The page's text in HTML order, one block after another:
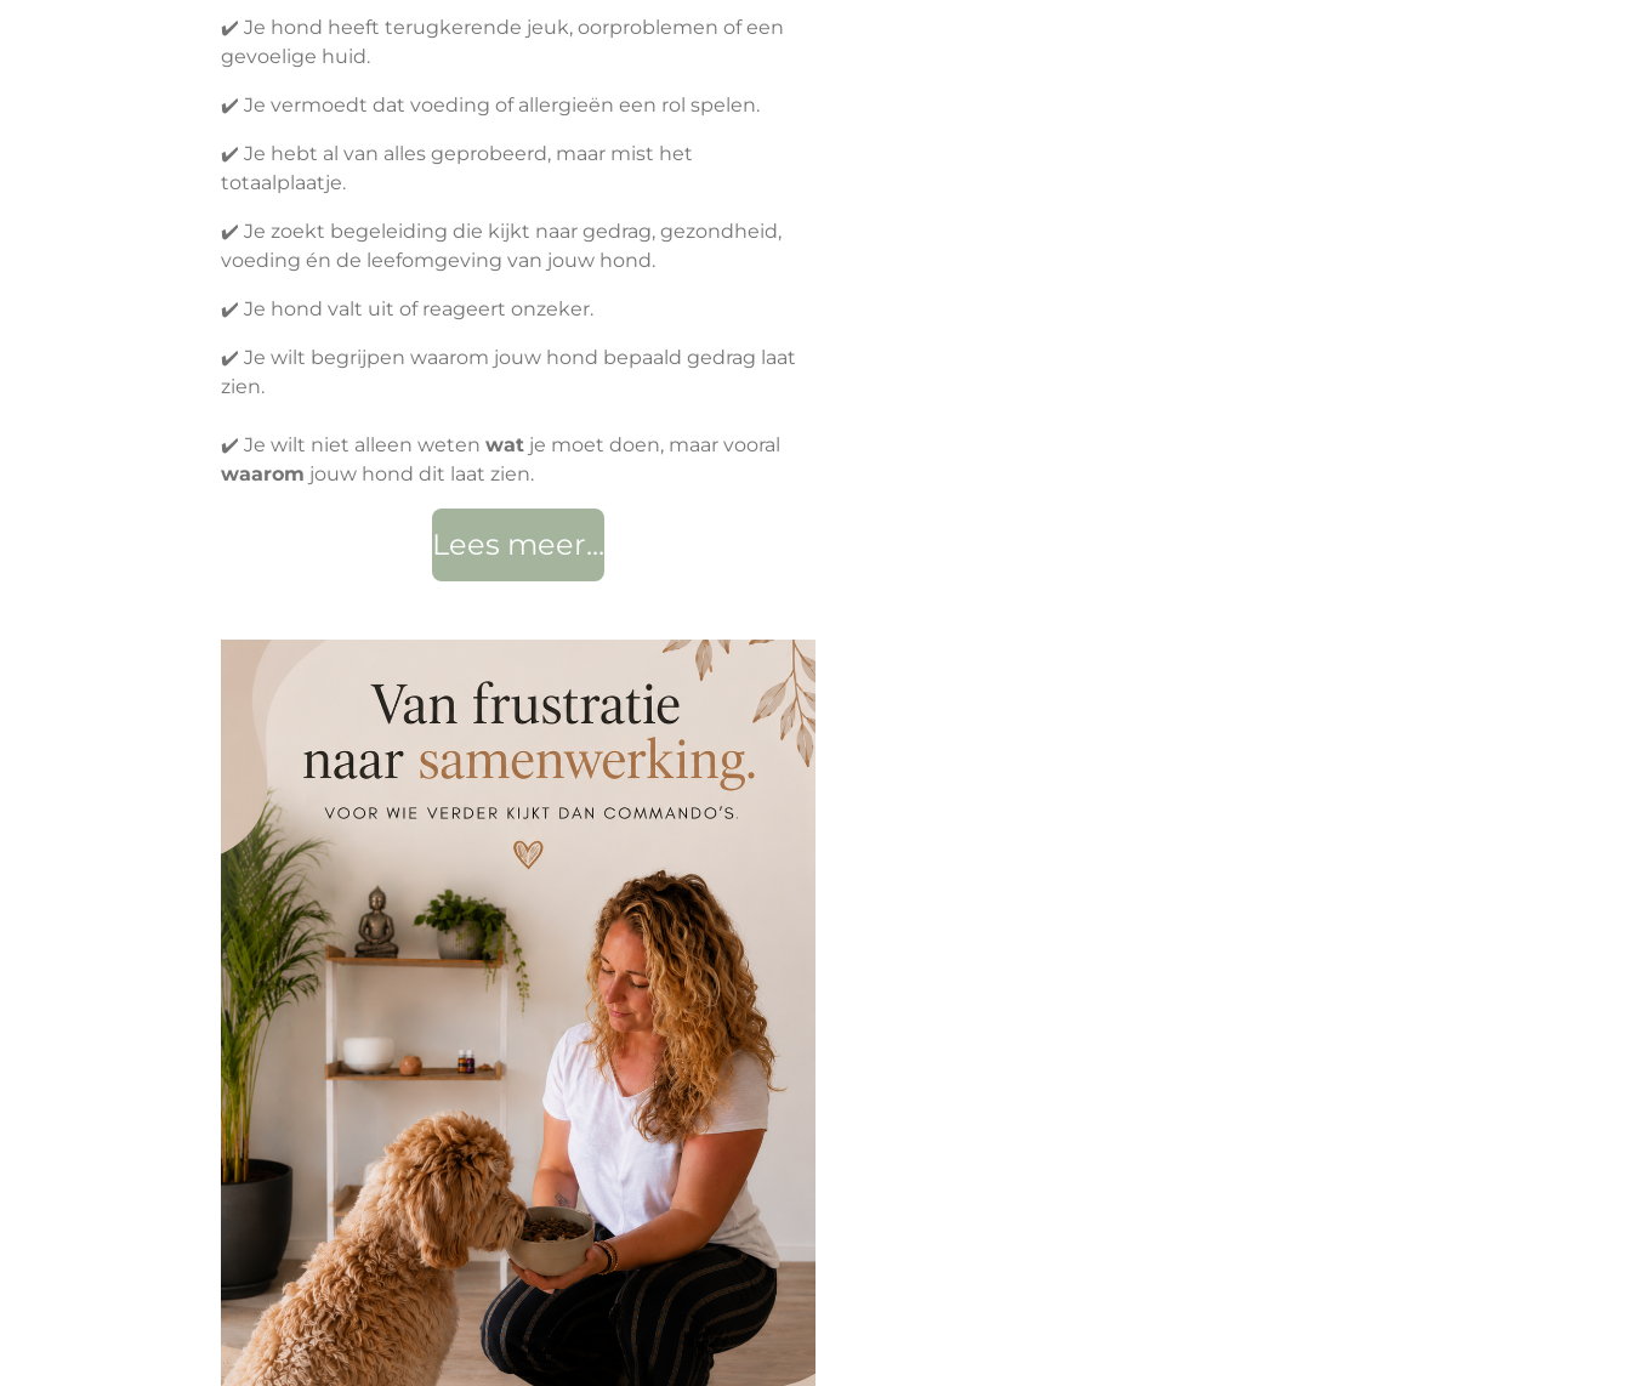
✔️ Je hond heeft terugkerende jeuk, oorproblemen of een
gevoelige huid.
✔️ Je vermoedt dat voeding of allergieën een rol spelen.
✔️ Je hebt al van alles geprobeerd, maar mist het
totaalplaatje.
✔️ Je zoekt begeleiding die kijkt naar gedrag, gezondheid,
voeding én de leefomgeving van jouw hond.
✔️ Je hond valt uit of reageert onzeker.
✔️ Je wilt begrijpen waarom jouw hond bepaald gedrag laat
zien.
✔️ Je wilt niet alleen weten wat je moet doen, maar vooral
waarom jouw hond dit laat zien.
Lees meer...